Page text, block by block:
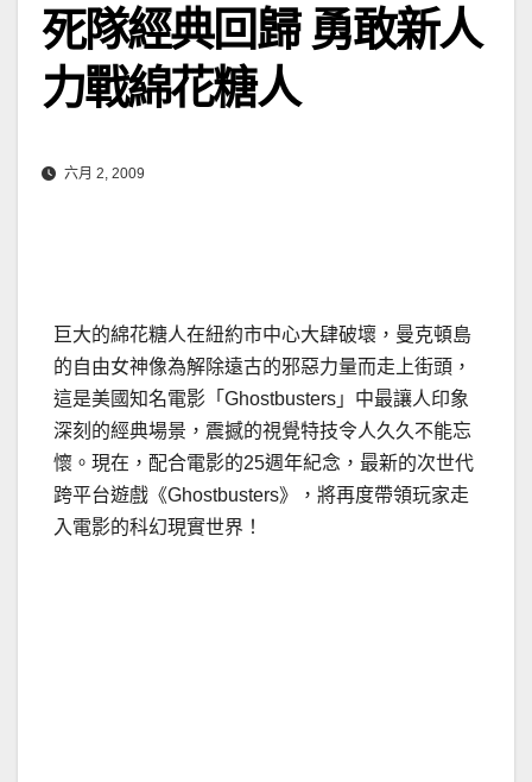
死隊經典回歸 勇敢新人
力戰綿花糖人
六月 2, 2009
巨大的綿花糖人在紐約市中心大肆破壞，曼克頓島
的自由女神像為解除遠古的邪惡力量而走上街頭，
這是美國知名電影「Ghostbusters」中最讓人印象
深刻的經典場景，震撼的視覺特技令人久久不能忘
懷 。現在，配合電影的25週年紀念，最新的次世代
跨平台遊戲《Ghostbusters》，將再度帶領玩家走
入電影的科幻現實世界！